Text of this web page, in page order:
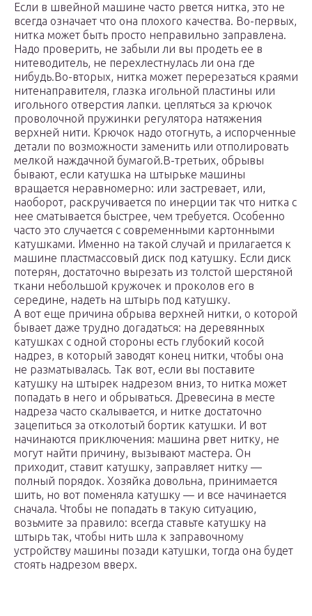
Если в швейной машине часто рвется нитка, это не
всегда означает что она плохого качества. Во-первых,
нитка может быть просто неправильно заправлена.
Надо проверить, не забыли ли вы продеть ее в
нитеводитель, не перехлестнулась ли она где
нибудь.Во-вторых, нитка может перерезаться краями
нитенаправителя, глазка игольной пластины или
игольного отверстия лапки. цепляться за крючок
проволочной пружинки регулятора натяжения
верхней нити. Крючок надо отогнуть, а испорченные
детали по возможности заменить или отполировать
мелкой наждачной бумагой.В-третьих, обрывы
бывают, если катушка на штырьке машины
вращается неравномерно: или застревает, или,
наоборот, раскручивается по инерции так что нитка с
нее сматывается быстрее, чем требуется. Особенно
часто это случается с современными картонными
катушками. Именно на такой случай и прилагается к
машине пластмассовый диск под катушку. Если диск
потерян, достаточно вырезать из толстой шерстяной
ткани небольшой кружочек и проколов его в
середине, надеть на штырь под катушку.
А вот еще причина обрыва верхней нитки, о которой
бывает даже трудно догадаться: на деревянных
катушках с одной стороны есть глубокий косой
надрез, в который заводят конец нитки, чтобы она
не разматывалась. Так вот, если вы поставите
катушку на штырек надрезом вниз, то нитка может
попадать в него и обрываться. Древесина в месте
надреза часто скалывается, и нитке достаточно
зацепиться за отколотый бортик катушки. И вот
начинаются приключения: машина рвет нитку, не
могут найти причину, вызывают мастера. Он
приходит, ставит катушку, заправляет нитку —
полный порядок. Хозяйка довольна, принимается
шить, но вот поменяла катушку — и все начинается
сначала. Чтобы не попадать в такую ситуацию,
возьмите за правило: всегда ставьте катушку на
штырь так, чтобы нить шла к заправочному
устройству машины позади катушки, тогда она будет
стоять надрезом вверх.